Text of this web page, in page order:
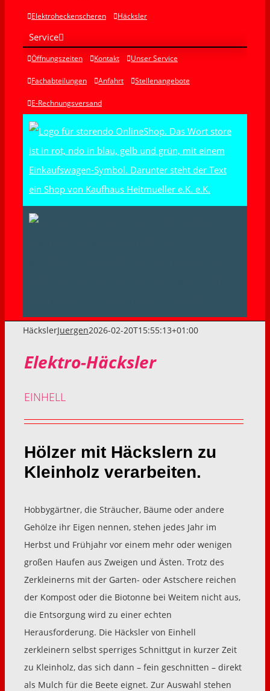
Elektroheckenscheren Häcksler
Service
Öffnungszeiten Kontakt Unser Service
Fachabteilungen Anfahrt Stellenangebote
E-Rechnungsversand
HäckslerJuergen2026-02-20T15:55:13+01:00
Elektro-Häcksler
EINHELL
Hölzer mit Häckslern zu
Kleinholz verarbeiten.
Hobbygärtner, die Sträucher, Bäume oder andere
Gehölze ihr Eigen nennen, stehen jedes Jahr im
Herbst und Frühjahr vor einem mehr oder wenigen
großen Haufen aus Zweigen und Ästen. Trotz des
Zerkleinerns mit der Garten- oder Astschere reichen
der Kompost oder die Biotonne bei Weitem nicht aus,
die Entsorgung wird zu einer echten
Herausforderung. Die Häcksler von Einhell
zerkleinern selbst sperriges Schnittgut in kurzer Zeit
zu Kleinholz, das sich dann – fein geschnitten – direkt
als Mulch für die Beete eignet. Zur Auswahl stehen